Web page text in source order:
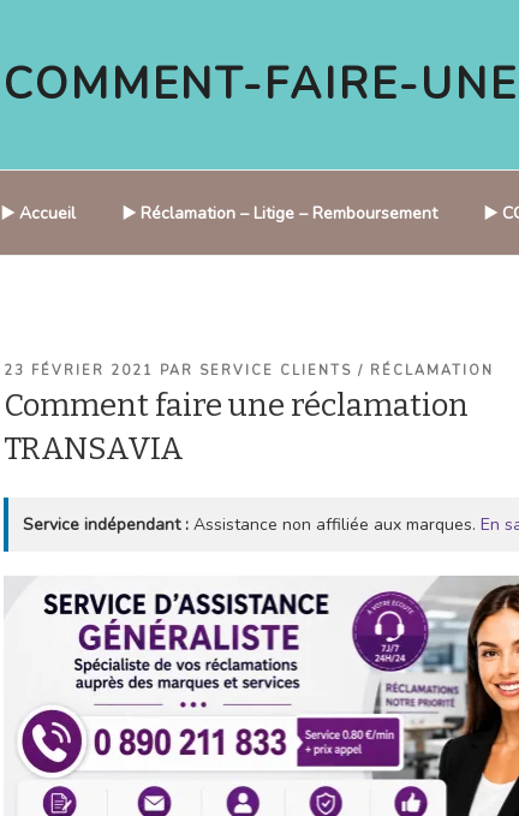
COMMENT-FAIRE-
▶️ Accueil ▶️ Réclamation – Litige – Remboursement ▶️
PUBLIÉ
23 FÉVRIER 2021 PAR SERVICE CLIENTS / RÉCLAMATION
Comment faire une réclamation
TRANSAVIA
Service indépendant : Assistance non affiliée aux marques. En